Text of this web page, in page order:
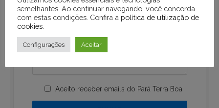
Aceito receber emails do Pará Terra Boa
semelhantes. Ao continuar navegando, você concorda
com estas condições. Confira a política de utilização de
cookies
Configurações Aceitar